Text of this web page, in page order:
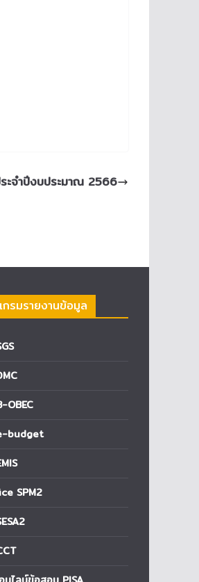
ะจำปีงบประมาณ 2566
กรมรายงานข้อมูล
OBEC
budget
SPM2